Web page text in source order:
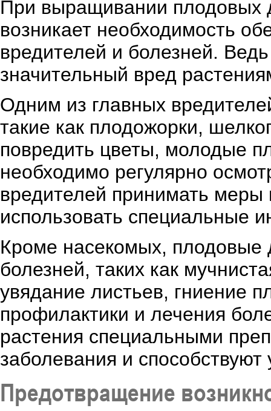
При выращивании плодовых
возникает необходимость
вредителей и болезней.
значительный вред
Одним из главных
такие как плодожорки,
повредить цветы, молодые
необходимо регулярно
вредителей принимать
использовать специальные
Кроме насекомых, плодовые
болезней, таких как
увядание листьев, гниение
профилактики и лечения
растения специальными
заболевания и
Предотвращение